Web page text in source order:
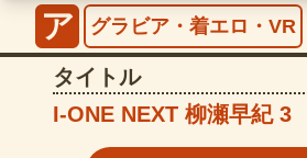
ア グラビア・着エロ・VR
タイトル
I-ONE NEXT 柳瀬早紀 3